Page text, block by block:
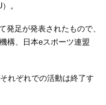
。
発足が発表されたもので、
構、日本eスポーツ連盟
れぞれでの活動は終了す